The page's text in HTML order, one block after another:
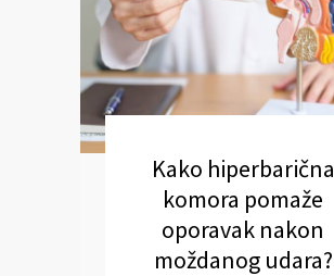
Kako hiperbarična
komora pomaže
oporavak nakon
moždanog udara?